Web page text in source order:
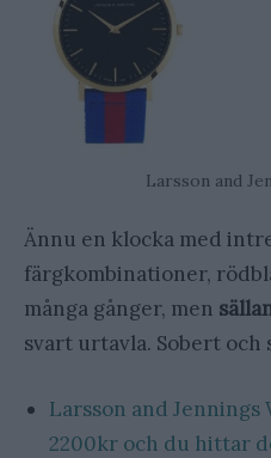
Larsson and
Ännu en klocka med
färgkombinationer,
många gånger, men
svart urtavla. Sobert och
Larsson and Jennings
2200kr och du hittar